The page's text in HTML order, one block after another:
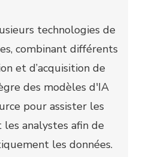
technologies de
combinant différents
et d’acquisition de
des modèles d'IA
pour assister les
analystes afin de
les données.